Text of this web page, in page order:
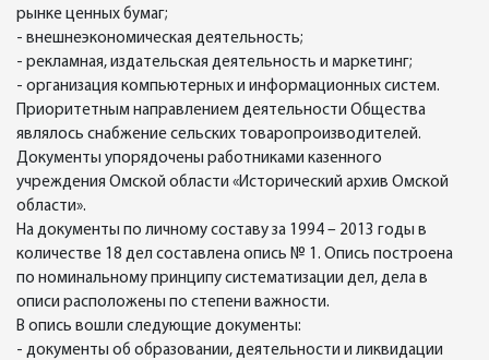
рынке ценных бумаг;
- внешнеэкономическая деятельность;
- рекламная, издательская деятельность и маркетинг;
- организация компьютерных и информационных систем.
Приоритетным направлением деятельности Общества
являлось снабжение сельских товаропроизводителей.
Документы упорядочены работниками казенного
учреждения Омской области «Исторический архив Омской
области».
На документы по личному составу за 1994 – 2013 годы в
количестве 18 дел составлена опись № 1. Опись построена
по номинальному принципу систематизации дел, дела в
описи расположены по степени важности.
В опись вошли следующие документы:
- документы об образовании, деятельности и ликвидации